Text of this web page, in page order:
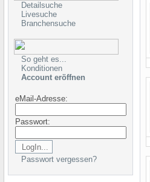
Detailsuche
Livesuche
Branchensuche
So geht es...
Konditionen
Account eröffnen
eMail-Adresse:
Passwort:
Passwort vergessen?